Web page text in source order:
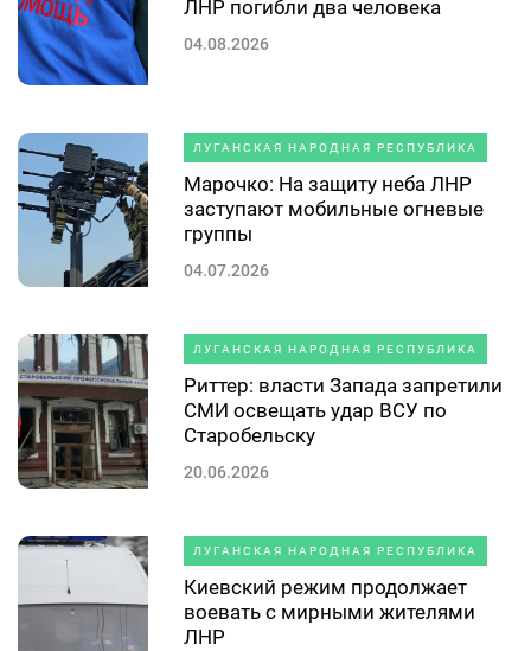
ЛНР погибли два человека
04.08.2026
ЛУГАНСКАЯ НАРОДНАЯ РЕСПУБЛИКА
Марочко: На защиту неба ЛНР
заступают мобильные огневые
группы
04.07.2026
ЛУГАНСКАЯ НАРОДНАЯ РЕСПУБЛИКА
Риттер: власти Запада запретили
СМИ освещать удар ВСУ по
Старобельску
20.06.2026
ЛУГАНСКАЯ НАРОДНАЯ РЕСПУБЛИКА
Киевский режим продолжает
воевать с мирными жителями
ЛНР